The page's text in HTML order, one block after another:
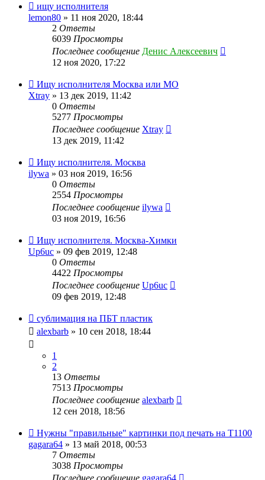
ищу исполнителя
lemon80 » 11 ноя 2020, 18:44
2 Ответы
6039 Просмотры
Последнее сообщение Денис Алексеевич
12 ноя 2020, 17:22
Ищу исполнителя Москва или МО
Xtray » 13 дек 2019, 11:42
0 Ответы
5277 Просмотры
Последнее сообщение Xtray
13 дек 2019, 11:42
Ищу исполнителя. Москва
ilywa » 03 ноя 2019, 16:56
0 Ответы
2554 Просмотры
Последнее сообщение ilywa
03 ноя 2019, 16:56
Ищу исполнителя. Москва-Химки
Up6uc » 09 фев 2019, 12:48
0 Ответы
4422 Просмотры
Последнее сообщение Up6uc
09 фев 2019, 12:48
сублимация на ПБТ пластик
alexbarb » 10 сен 2018, 18:44
1
2
13 Ответы
7513 Просмотры
Последнее сообщение alexbarb
12 сен 2018, 18:56
Нужны "правильные" картинки под печать на Т1100
gagara64 » 13 май 2018, 00:53
7 Ответы
3038 Просмотры
Последнее сообщение gagara64